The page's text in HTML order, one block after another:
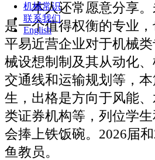
机械常识
联系我们
English
本人还常愿意分享。
是一个值得权衡的专业
平易近营企业对于机械
械设想制制及其从动化
交通线和运输规划等，
生，出格是方向于风能
类证券机构等，列位学
会捧上铁饭碗。2026届
鱼教员。